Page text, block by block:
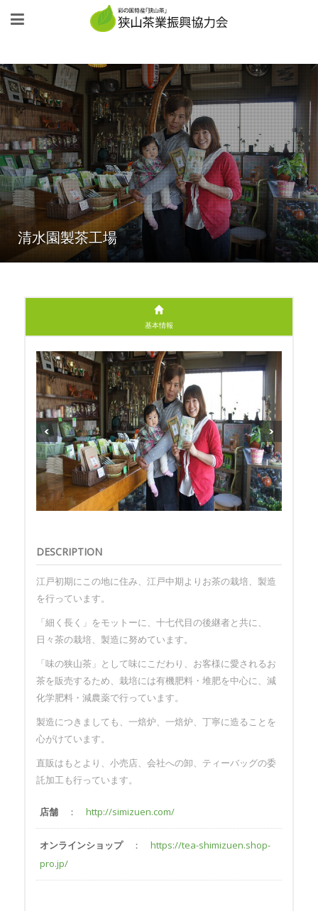
清水園製茶工場
基本情報
DESCRIPTION
江戸初期にこの地に住み、江戸中期よりお茶の栽培、製造
を行っています。
「細く長く」をモットーに、十七代目の後継者と共に、
日々茶の栽培、製造に努めています。
「味の狭山茶」として味にこだわり、お客様に愛されるお
茶を販売するため、栽培には有機肥料・堆肥を中心に、減
化学肥料・減農薬で行っています。
製造につきましても、一焙炉、一焙炉、丁寧に造ることを
心がけています。
直販はもとより、小売店、会社への卸、ティーバッグの委
託加工も行っています。
店舗： http://simizuen.com/
オンラインショップ： https://tea-shimizuen.shop-
pro.jp/